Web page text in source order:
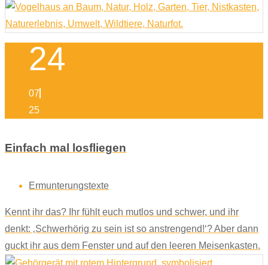
24
07
25
Einfach mal losfliegen
Ermunterungstexte
Kennt ihr das? Ihr fühlt euch mutlos und schwer, und ihr
denkt: ‚Schwerhörig zu sein ist so anstrengend!‘? Aber dann
guckt ihr aus dem Fenster und auf den leeren Meisenkasten.